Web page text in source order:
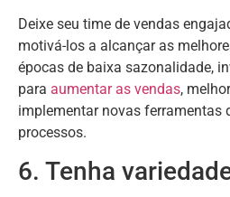
Deixe seu time de vendas
motivá-los a alcançar as
épocas de baixa sazonalidade,
para aumentar as vendas,
implementar novas ferramentas
processos.
6. Tenha